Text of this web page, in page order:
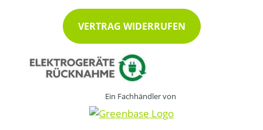
VERTRAG WIDERRUFEN
Ein Fachhändler von